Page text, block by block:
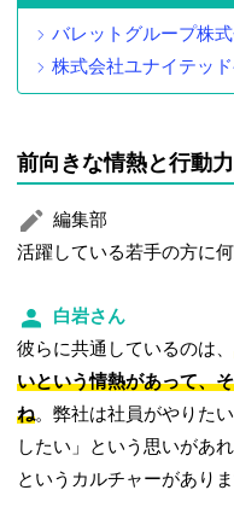
バレットグループ株
株式会社ユナイテッ
前向きな情熱と行動
編集部
活躍している若手の方に
白岩さん
彼らに共通しているのは、
いという情熱があって、
ね。弊社は社員がやりた
したい」という思いがあ
というカルチャーがありま